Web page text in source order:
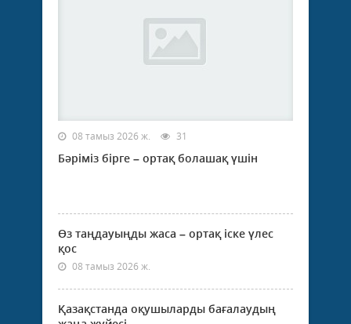
08 тамыз 2026 ж. 31
Бәріміз бірге – ортақ болашақ үшін
Өз таңдауыңды жаса – ортақ іске үлес
қос
08 тамыз 2026 ж.
Қазақстанда оқушыларды бағалаудың